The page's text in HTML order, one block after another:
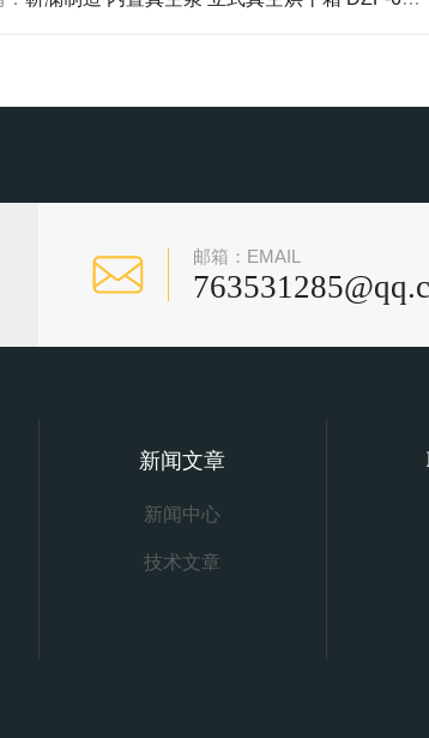
邮箱：EMAIL
新闻文章
新闻中心
技术文章